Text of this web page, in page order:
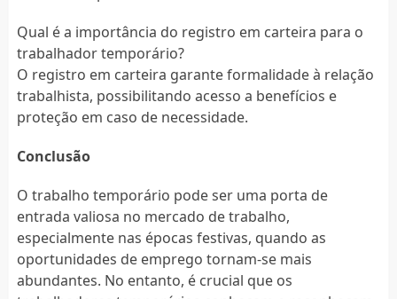
Qual é a importância do registro em carteira para o
trabalhador temporário?
O registro em carteira garante formalidade à relação
trabalhista, possibilitando acesso a benefícios e
proteção em caso de necessidade.
Conclusão
O trabalho temporário pode ser uma porta de
entrada valiosa no mercado de trabalho,
especialmente nas épocas festivas, quando as
oportunidades de emprego tornam-se mais
abundantes. No entanto, é crucial que os